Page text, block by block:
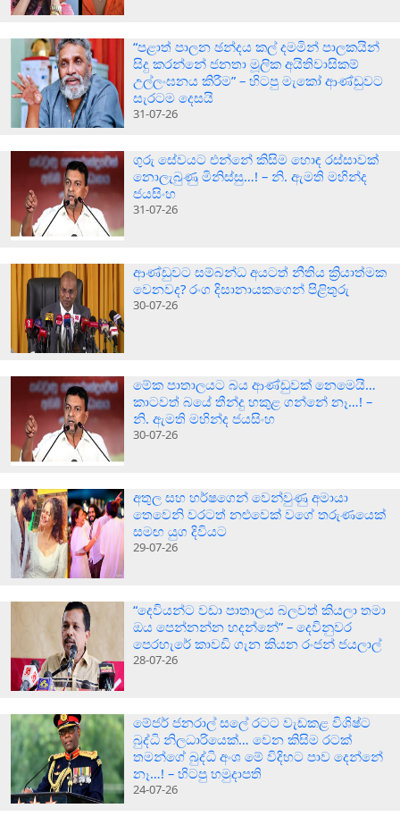
“පළාත් පාලන ඡන්දය කල් දමමින් පාලකයින්
සිදු කරන්නේ ජනතා මූලික අයිතිවාසිකම්
උල්ලංඝනය කිරීම” – හිටපු මැකෝ ආණ්ඩුවට
සැරටම දෙසයි
31-07-26
ගුරු සේවයට එන්නේ කිසිම හොඳ රස්සාවක්
නොලැබුණු මිනිස්සු…! – නි. ඇමති මහින්ද
ජයසිංහ
31-07-26
ආණ්ඩුවට සම්බන්ධ අයටත් නීතිය ක්‍රියාත්මක
වෙනවද? රංග දිසානායකගෙන් පිළිතුරු
30-07-26
මේක පාතාලයට බය ආණ්ඩුවක් නෙමෙයි…
කාටවත් බයේ තීන්දු හකුළ ගන්නේ නෑ…! –
නි. ඇමති මහින්ද ජයසිංහ
30-07-26
අතුල සහ හර්ෂගෙන් වෙන්වුණු අමායා
තෙවෙනි වරටත් නළුවෙක් වගේ තරුණයෙක්
සමඟ යුග දිවියට
29-07-26
“දෙවියන්ට වඩා පාතාලය බලවත් කියලා තමා
ඔය පෙන්නන්න හදන්නේ” – දෙවිනුවර
පෙරහැරේ කාවඩි ගැන කියන රංජන් ජයලාල්
28-07-26
මේජර් ජනරාල් සලේ රටට වැඩකළ විශිෂ්ට
බුද්ධි නිලධාරියෙක්… වෙන කිසිම රටක්
තමන්ගේ බුද්ධි අංශ මේ විදිහට පාව දෙන්නේ
නෑ…! – හිටපු හමුදාපති
24-07-26